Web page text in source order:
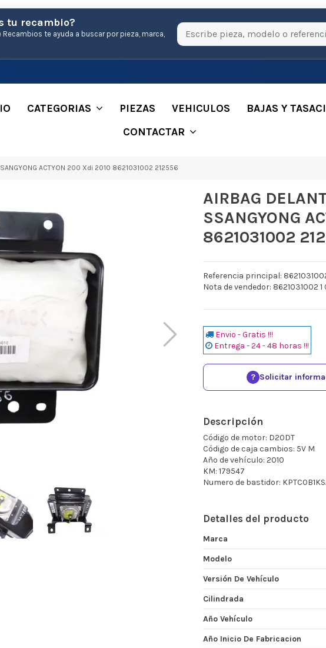
tu recambio?
Recambios te ayuda a buscar por pieza, marca,
CATEGORIAS PIEZAS VEHICULOS
BAJAS Y
CONTACTAR
ACTYON 200 Xdi 2010 8621031002 212556
AIRBAG
SSANGYONG
8621031002
Referencia principal:
Nota de vendedor: 8621031002 1
Envio - Gratis !!!
Entrega - 24 - 48 horas !!!
? Solicitar
Descripción
Código de motor: D20DT
Código de caja cambios: 5V M
Año de vehículo: 2010
KM: 179547
Numero de bastidor:
Detalles del producto
Marca
Modelo
Versión De Vehículo
Cilindrada
Año Vehículo
Año Inicio De Fabricacion